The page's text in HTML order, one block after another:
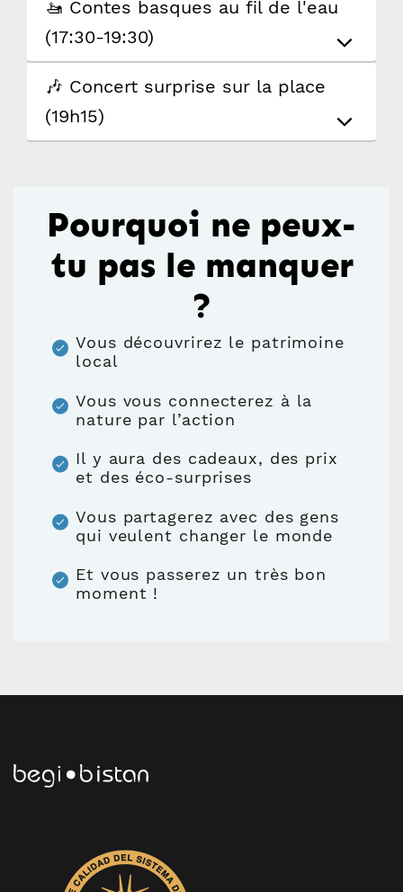
🚤 Contes basques au fil de l'eau
(17:30-19:30)
🎶 Concert surprise sur la place
(19h15)
Pourquoi ne peux-
tu pas le manquer
?
Vous découvrirez le patrimoine
local
Vous vous connecterez à la
nature par l’action
Il y aura des cadeaux, des prix
et des éco-surprises
Vous partagerez avec des gens
qui veulent changer le monde
Et vous passerez un très bon
moment !